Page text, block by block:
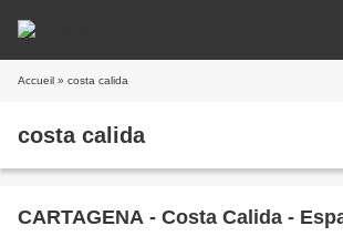
Accueil » costa calida
costa calida
CARTAGENA - Costa Calida -